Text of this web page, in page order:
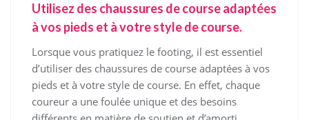
Utilisez des chaussures de course adaptées
à vos pieds et à votre style de course.
Lorsque vous pratiquez le footing, il est essentiel
d’utiliser des chaussures de course adaptées à vos
pieds et à votre style de course. En effet, chaque
coureur a une foulée unique et des besoins